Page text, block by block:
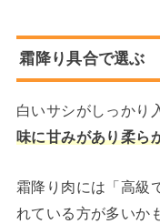
霜降り具合で選ぶ
白いサシがしっかり
味に甘みがあり柔ら
霜降り肉には「高級
れている方が多いか